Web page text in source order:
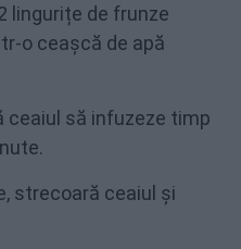
lingurițe de frunze
o ceașcă de apă
ceaiul să infuzeze timp
strecoară ceaiul și